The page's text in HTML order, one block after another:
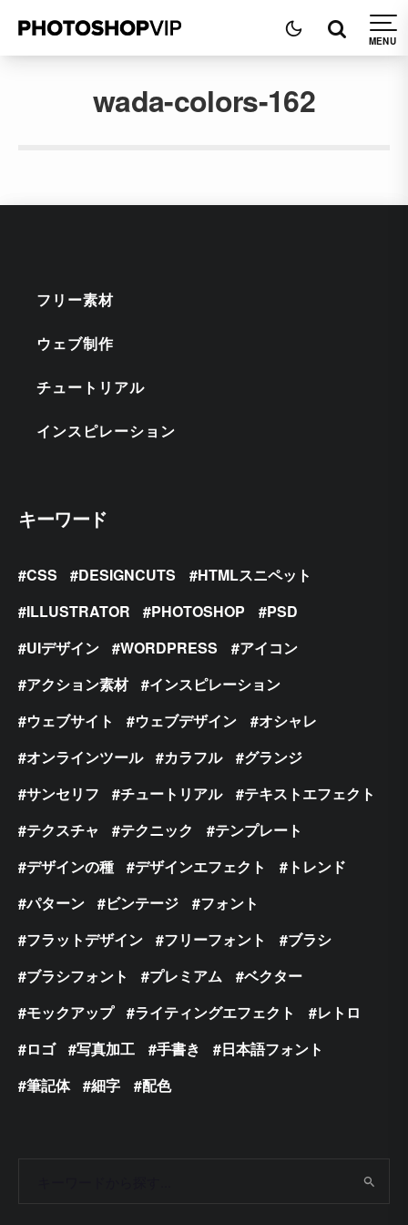
wada-colors-162
フリー素材
ウェブ制作
チュートリアル
インスピレーション
キーワード
CSS DESIGNCUTS
HTMLスニペット
ILLUSTRATOR
PHOTOSHOP
PSD
UIデザイン
WORDPRESS
アイコン
アクション素材
インスピレーション
ウェブサイト
ウェブデザイン
オシャレ
オンラインツール
カラフル
グランジ
サンセリフ
チュートリアル
テキストエフェクト
テクスチャ
テクニック
テンプレート
デザインの種
デザインエフェクト
トレンド
パターン
ビンテージ
フォント
フラットデザイン
フリーフォント
ブラシ
ブラシフォント
プレミアム
ベクター
モックアップ
ライティングエフェクト
レトロ
ロゴ
写真加工 手書き
日本語フォント
筆記体
細字 配色